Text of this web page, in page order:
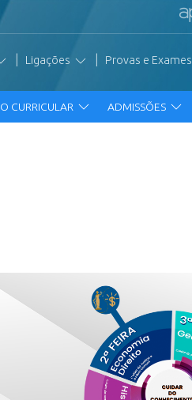
Ligações Provas e Exames
CURRICULAR ADMISSÕES